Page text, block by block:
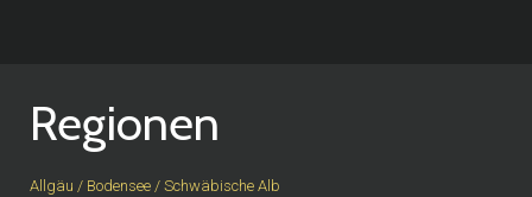
Regionen
Allgäu / Bodensee / Schwäbische Alb